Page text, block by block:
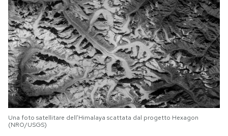
Una foto satellitare dell’Himalaya scattata dal progetto Hexagon
(NRO/USGS)